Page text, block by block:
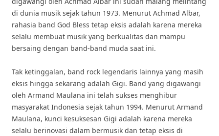
di dunia musik sejak tahun 1973. Menurut Achmad Albar,
rahasia band God Bless tetap eksis adalah karena mereka
selalu membuat musik yang berkualitas dan mampu
bersaing dengan band-band muda saat ini.
Tak ketinggalan, band rock legendaris lainnya yang masih
eksis hingga sekarang adalah Gigi. Band yang digawangi
oleh Armand Maulana ini telah sukses menghibur
masyarakat Indonesia sejak tahun 1994. Menurut Armand
Maulana, kunci kesuksesan Gigi adalah karena mereka
selalu berinovasi dalam bermusik dan tetap eksis di